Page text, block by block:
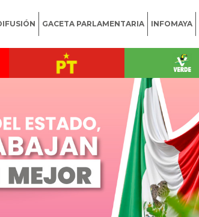
GACETA PARLAMENTARIA INFOMAYA